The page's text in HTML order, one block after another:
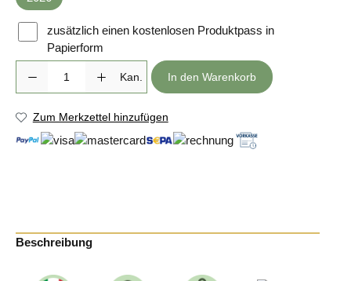
zusätzlich einen kostenlosen Produktpass in
Papierform
Produkt Anzahl: Gib den gewünschten Wert ein oder benutze die
Kan. In den Warenkorb
Zum Merkzettel hinzufügen
Beschreibung